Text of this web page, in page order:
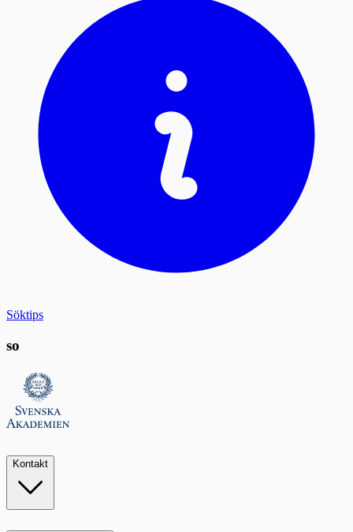
Söktips
so
Kontakt